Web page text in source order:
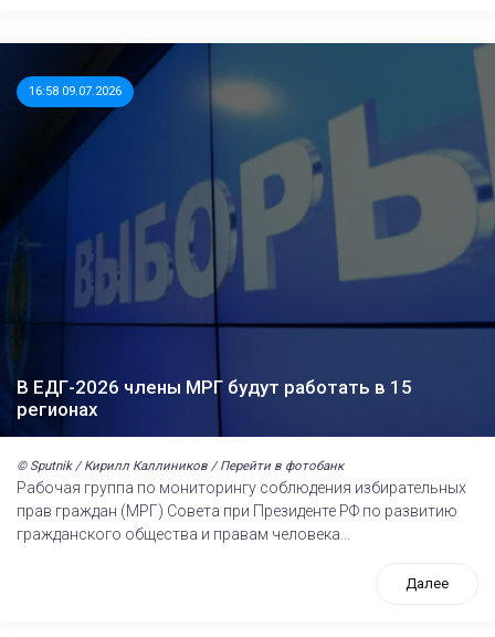
16:58 09.07.2026
В ЕДГ-2026 члены МРГ будут работать в 15
регионах
© Sputnik / Кирилл Каллиников / Перейти в фотобанк
Рабочая группа по мониторингу соблюдения избирательных
прав граждан (МРГ) Совета при Президенте РФ по развитию
гражданского общества и правам человека...
Далее